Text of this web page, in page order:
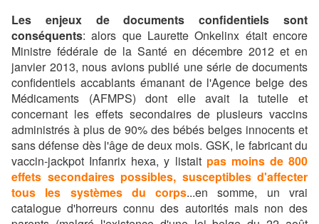
Les enjeux de documents confidentiels sont
conséquents: alors que Laurette Onkelinx était encore
Ministre fédérale de la Santé en décembre 2012 et en
janvier 2013, nous avions publié une série de documents
confidentiels accablants émanant de l'Agence belge des
Médicaments (AFMPS) dont elle avait la tutelle et
concernant les effets secondaires de plusieurs vaccins
administrés à plus de 90% des bébés belges innocents et
sans défense dès l'âge de deux mois. GSK, le fabricant du
vaccin-jackpot Infanrix hexa, y listait pas moins de 800
effets secondaires possibles, susceptibles d'affecter
tous les systèmes du corps...en somme, un vrai
catalogue d'horreurs connu des autorités mais non des